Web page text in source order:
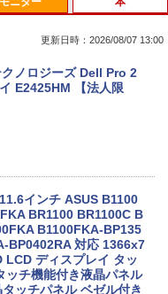
P40i オフホワイト
P31i ブラック
Liberty 5 ミッドナイトブ
Flo Milli, ATL Jacob
Flo Milli, ATL Jacob
ver.)
定】 い・ろ・は・す 2L P
本
ラベルレス 500ml ×24本
ジウム含有 水 ミネラル
ボトル 静岡県産 500ミリリ
ラベルレス 2L×9本
巻 (デジタル版ビッグガ
)
」(22) (角川コミックス・
ロ版 115 (ジャンプコミッ
【新品】 2026年最新モ
ン パソコン JIS 日本
14世代CPU搭載 Windo
HD cpu N95/N5095/N34
/10%オフクーポン】中古
HP ProBook 450 G7 第
G4 SFF オフィス付き
モリ16GB / HDD500GB
古 デスクトップパソ
Windows10 O
MPro-S230【第11世
メモリ16GB(DDR4)/SS
HDMI/DP/MousePr
料】※沖縄・離島を除
更新日時：2026/08/07 13:00
ノロジーズ Dell Pro 2
E2425HM 【法人限
インチ ASUS B1100
BR1100 BR1100C B
B1100FKA-BP135
BP0402RA 対応 1366x7
LCD ディスプレイ タッ
ッチ機能付き液晶パネル
ッチパネル ベゼル付き